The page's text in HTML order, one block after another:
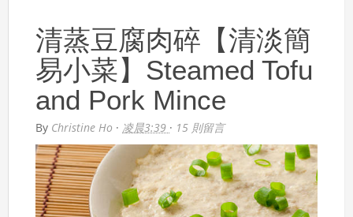
清蒸豆腐肉碎【清淡簡
易小菜】Steamed Tofu
and Pork Mince
By Christine Ho · 凌晨3:39 · 15 則留言